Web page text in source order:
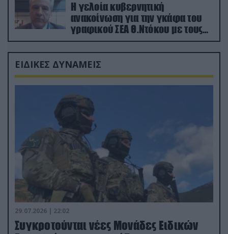
Η γελοία κυβερνητική
ανακοίνωση για την γκάφα του
γραφικού ΣΕΑ Θ.Ντόκου με τους
Ρώσους φαρσέρ
ΕΙΔΙΚΕΣ ΔΥΝΑΜΕΙΣ
29.07.2026 | 22:02
Συγκροτούνται νέες Μονάδες Ειδικών